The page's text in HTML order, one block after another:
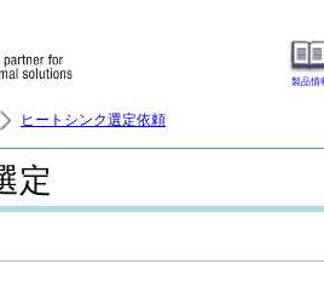
製品情
ヒートシンク選定依頼
定